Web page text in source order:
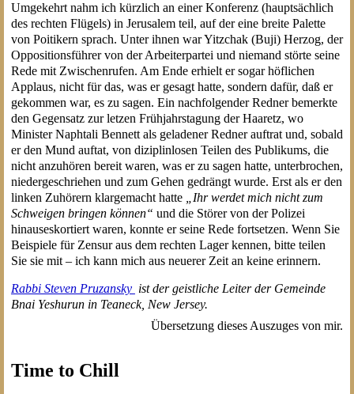
Umgekehrt nahm ich kürzlich an einer Konferenz (hauptsächlich
des rechten Flügels) in Jerusalem teil, auf der eine breite Palette
von Poitikern sprach. Unter ihnen war Yitzchak (Buji) Herzog, der
Oppositionsführer von der Arbeiterpartei und niemand störte seine
Rede mit Zwischenrufen. Am Ende erhielt er sogar höflichen
Applaus, nicht für das, was er gesagt hatte, sondern dafür, daß er
gekommen war, es zu sagen. Ein nachfolgender Redner bemerkte
den Gegensatz zur letzen Frühjahrstagung der Haaretz, wo
Minister Naphtali Bennett als geladener Redner auftrat und, sobald
er den Mund auftat, von diziplinlosen Teilen des Publikums, die
nicht anzuhören bereit waren, was er zu sagen hatte, unterbrochen,
niedergeschriehen und zum Gehen gedrängt wurde. Erst als er den
linken Zuhörern klargemacht hatte
„Ihr werdet mich nicht zum
Schweigen bringen können“ und die Störer von der Polizei
hinauseskortiert waren, konnte er seine Rede fortsetzen. Wenn Sie
Beispiele für Zensur aus dem rechten Lager kennen, bitte teilen
Sie sie mit – ich kann mich aus neuerer Zeit an keine erinnern.
Rabbi Steven Pruzansky ist der geistliche Leiter der Gemeinde
Bnai Yeshurun in Teaneck, New Jersey.
Übersetzung dieses Auszuges von mir.
Time to Chill